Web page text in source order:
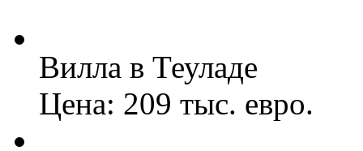
Вилла в Теуладе
Цена: 209 тыс. евро.